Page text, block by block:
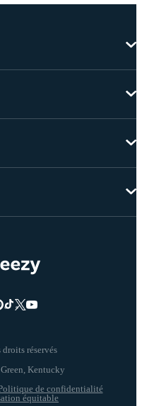
réservés
de confidentialité
équitable